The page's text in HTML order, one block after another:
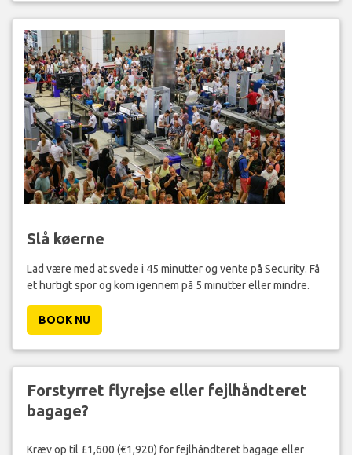
Slå køerne
Lad være med at svede i 45 minutter og vente på Security. Få
et hurtigt spor og kom igennem på 5 minutter eller mindre.
BOOK NU
Forstyrret flyrejse eller fejlhåndteret
bagage?
Kræv op til £1,600 (€1,920) for fejlhåndteret bagage eller